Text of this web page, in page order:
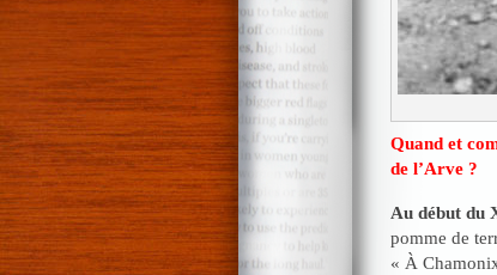
Quand et
de l’Arve ?
Au début du
pomme de
« À